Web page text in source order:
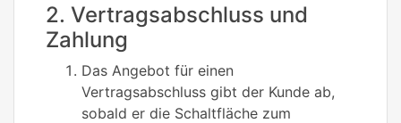
2. Vertragsabschluss und
Zahlung
Das Angebot für einen
Vertragsabschluss gibt der Kunde ab,
sobald er die Schaltfläche zum